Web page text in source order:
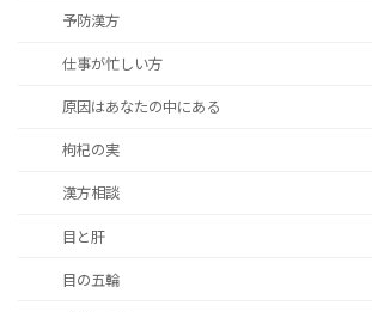
予防漢方
仕事が忙しい方
原因はあなたの中にある
枸杞の実
漢方相談
目と肝
目の五輪